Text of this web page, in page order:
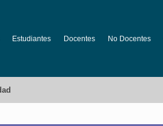
Estudiantes Docentes No Docentes